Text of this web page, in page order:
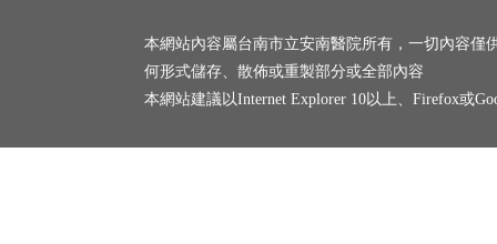
本網站內容屬台南市立安南醫院所有，一切內容僅
何形式儲存、散佈或重製部分或全部內容
本網站建議以Internet Explorer 10以上、Firefox或